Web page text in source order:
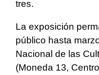
tres.
La exposición
público hasta
Nacional de las
(Moneda 13,